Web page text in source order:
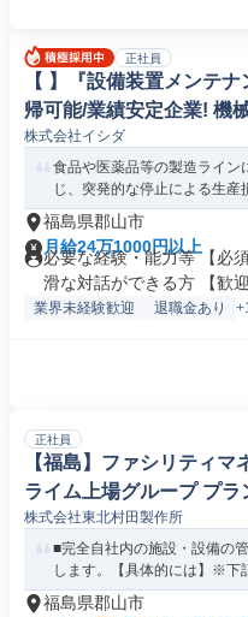
正社員
【 】『設備装置メンテ
帰可能/業績安定企業! 機
ア
株式会社イシダ
食品や医薬品等の製造ライン
じ、突発的な停止による生産
福島県郡山市
月給24万1000円以上
必要な経験・能力等 【必
滑な対話ができる方 【歓迎
業界未経験歓迎 退職金あり
正社員
【福島】ファシリティ
ライム上場グループ プラ
株式会社東北村田製作所
■完全自社内の施設・設備の
します。【具体的には】※下
福島県郡山市